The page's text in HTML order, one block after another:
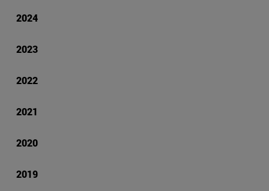
2024
2023
2022
2021
2020
2019